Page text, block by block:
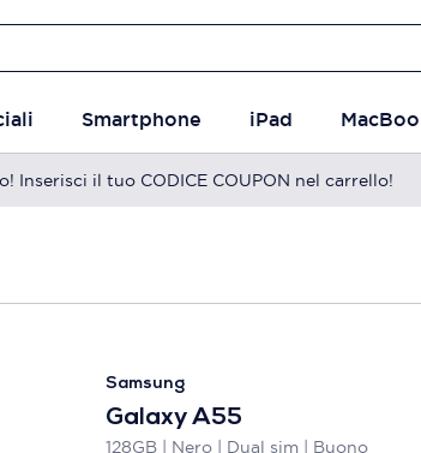
Smartphone iPad
Inserisci il tuo CODICE COUPON nel carrello!
Samsung
Galaxy A55
128GB | Nero | Dual sim | Buono